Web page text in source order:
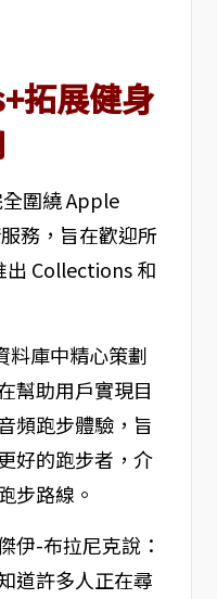
拓展健身
圍繞 Apple
務，旨在歡迎所
出 Collections 和
料庫中精心策劃
幫助用戶實現目
頻跑步體驗，旨
好的跑步者，介
步路線。
伊-布拉尼克說：
道許多人正在尋